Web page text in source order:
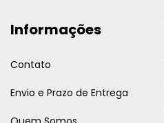
Informações
Contato
Envio e Prazo de Entrega